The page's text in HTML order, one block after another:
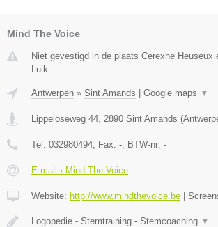
Mind The Voice
Niet gevestigd in de plaats Cerexhe Heuseux
Luik.
Antwerpen » Sint Amands | Google maps ▼
Lippeloseweg 44 2890 Sint Amands (
Tel: 032980494 , Fax: - , BTW-nr: -
E-mail › Mind The Voice
Website: http://www.mindthevoice.be |
Logopedie - Stemtraining - Stemcoaching ▼